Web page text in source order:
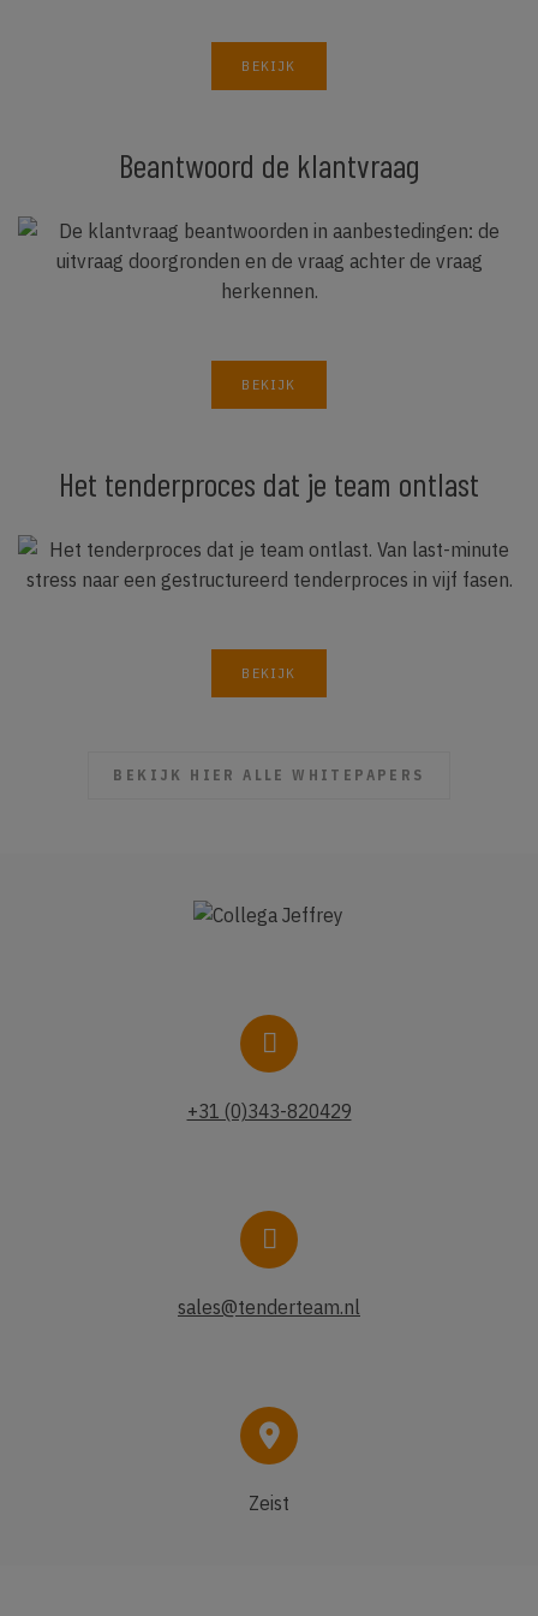
BEKIJK
Beantwoord de klantvraag
BEKIJK
Het tenderproces dat je team ontlast
BEKIJK
BEKIJK HIER ALLE WHITEPAPERS
+31 (0)343-820429
sales@tenderteam.nl
Zeist